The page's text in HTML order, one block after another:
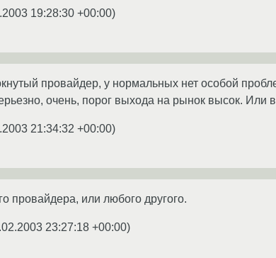
19:28:30 +00:00)
провайдер, у нормальных нет особой
очень, порог выхода на рынок высок. Или
21:34:32 +00:00)
провайдера, или любого другого.
23:27:18 +00:00)